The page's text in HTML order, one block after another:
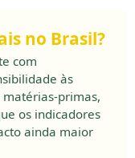
no Brasil?
com
às
primas,
os indicadores
ainda maior